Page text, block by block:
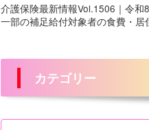
介護保険最新情報Vol.1506｜令和
一部の補足給付対象者の食費・居
カテゴリー